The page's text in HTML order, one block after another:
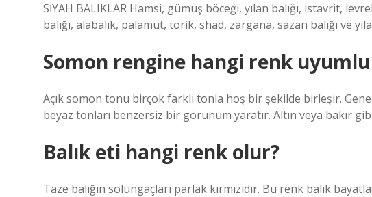
SİYAH BALIKLAR Hamsi, gümüş böceği, yılan balığı, istavrit,
balığı, alabalık, palamut, torik, shad, zargana, sazan balığı ve
Somon rengine hangi renk
Açık somon tonu birçok farklı tonla hoş bir şekilde birleşir.
beyaz tonları benzersiz bir görünüm yaratır. Altın veya bakır
Balık eti hangi renk olur?
Taze balığın solungaçları parlak kırmızıdır. Bu renk balık